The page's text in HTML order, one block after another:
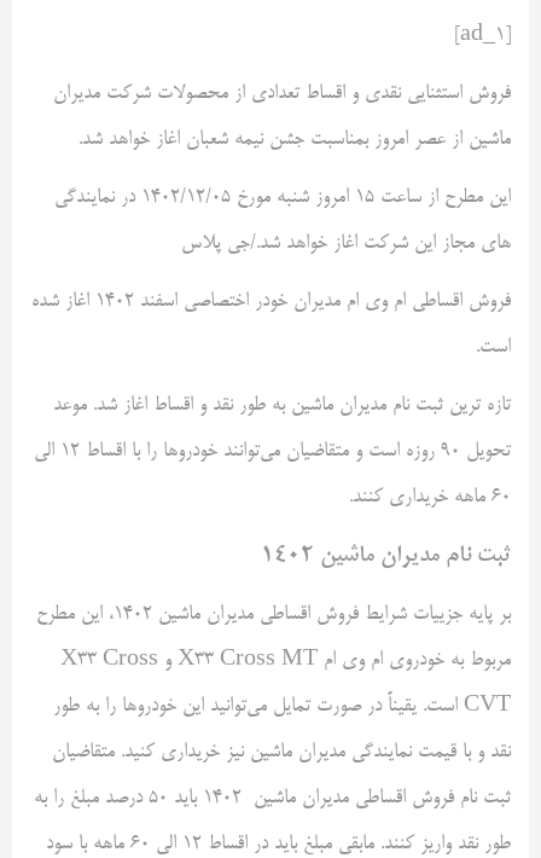
فروش استثنایی نقدی و اقساط تعدادی از محصولات شرکت مدیران
ماشین از عصر امروز بمناسبت جشن نیمه شعبان اغاز خواهد شد.
این مطرح از ساعت 15 امروز شنبه مورخ 1402/12/05 در نمایندگی
های مجاز این شرکت اغاز خواهد شد./جی پلاس
فروش اقساطی ام وی ام مدیران خودر اختصاصی اسفند ۱۴۰۲ اغاز شده
است.
تازه ترین ثبت نام مدیران ماشین به طور نقد و اقساط اغاز شد. موعد
تحویل ۹۰ روزه است و متقاضیان می‌توانند خودروها را با اقساط ۱۲ الی
۶۰ ماهه خریداری کنند.
ثبت نام مدیران ماشین ۱۴۰۲
بر پایه جزییات شرایط فروش اقساطی مدیران ماشین ۱۴۰۲، این مطرح
مربوط به خودروی ام وی ام X۳۳ Cross MT و X۳۳ Cross
CVT است. یقیناً در صورت تمایل می‌توانید این خودروها را به طور
نقد و با قیمت نمایندگی مدیران ماشین نیز خریداری کنید. متقاضیان
ثبت نام فروش اقساطی مدیران ماشین ۱۴۰۲ باید ۵۰ درصد مبلغ را به
طور نقد واریز کنند. مابقی مبلغ باید در اقساط ۱۲ الی ۶۰ ماهه با سود